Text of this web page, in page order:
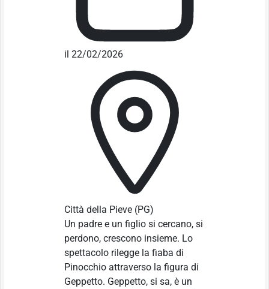
il 22/02/2026
Città della Pieve (PG)
Un padre e un figlio si cercano, si
perdono, crescono insieme. Lo
spettacolo rilegge la fiaba di
Pinocchio attraverso la figura di
Geppetto. Geppetto, si sa, è un